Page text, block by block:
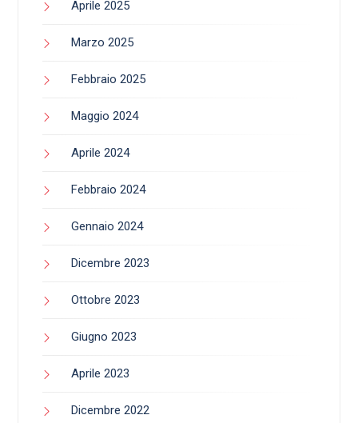
Aprile 2025
Marzo 2025
Febbraio 2025
Maggio 2024
Aprile 2024
Febbraio 2024
Gennaio 2024
Dicembre 2023
Ottobre 2023
Giugno 2023
Aprile 2023
Dicembre 2022